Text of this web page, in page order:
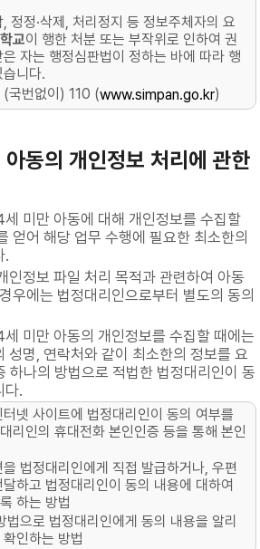
정정·삭제, 처리정지 등 정보주체자의 요
교이 행한 처분 또는 부작위로 인하여 권
자는 행정심판법이 정하는 바에 따라 행
니다.
(국번없이) 110 (www.simpan.go.kr)
동의 개인정보 처리에 관한
미만 아동에 대해 개인정보를 수집할
얻어 해당 업무 수행에 필요한 최소한의
.
인정보 파일 처리 목적과 관련하여 아동
우에는 법정대리인으로부터 별도의 동의
미만 아동의 개인정보를 수집할 때에는
성명, 연락처와 같이 최소한의 정보를 요
하나의 방법으로 적법한 법정대리인이 동
다.
넷 사이트에 법정대리인이 동의 여부를
리인의 휴대전화 본인인증 등을 통해 본인
법정대리인에게 직접 발급하거나, 우편
하고 법정대리인이 동의 내용에 대하여
하는 방법
으로 법정대리인에게 동의 내용을 알리
인하는 방법